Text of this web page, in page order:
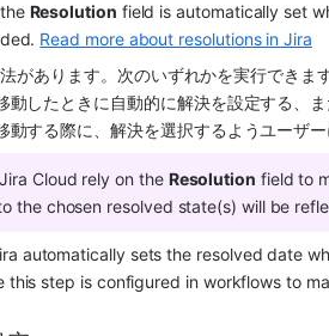
Resolution field is automatically set
Read more about resolutions in Jira
があります。次のいずれかを実行できます
動したときに自動的に解決を設定する、
動する際に、解決を選択するようユーザー
Cloud rely on the Resolution field to
the chosen resolved state(s) will be
automatically sets the resolved date
this step is configured in workflows to